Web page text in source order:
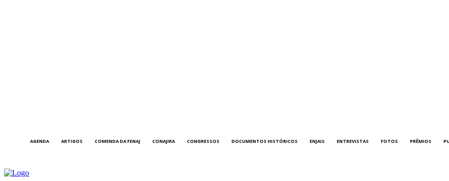
AGENDA ARTIGOS COMENDA DA FENAJ CONAJIRA CONGRESSOS DOCUMENTOS HISTÓRICOS ENJAIS ENTREVISTAS FOTOS PRÊMIOS